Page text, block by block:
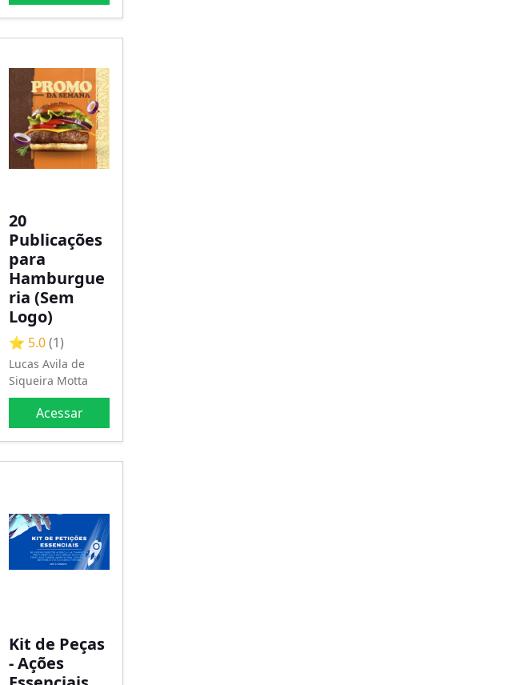
20
Publicações
para
Hamburgue
ria (Sem
Logo)
⭐ 5.0(1)
Lucas Avila de
Siqueira Motta
Acessar
Kit de Peças
- Ações